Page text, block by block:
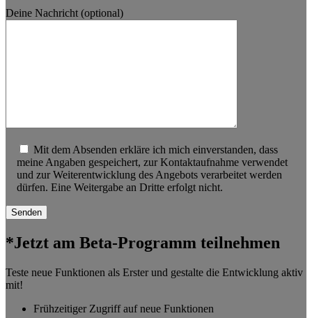
Deine Nachricht (optional)
Mit dem Absenden erkläre ich mich einverstanden, dass
meine Angaben gespeichert, zur Kontaktaufnahme verwendet
und zur Weiterentwicklung des Angebots verarbeitet werden
dürfen. Eine Weitergabe an Dritte erfolgt nicht.
*Jetzt am Beta-Programm teilnehmen
Teste neue Funktionen als Erster und gestalte die Entwicklung aktiv
mit!
Frühzeitiger Zugriff auf neue Funktionen